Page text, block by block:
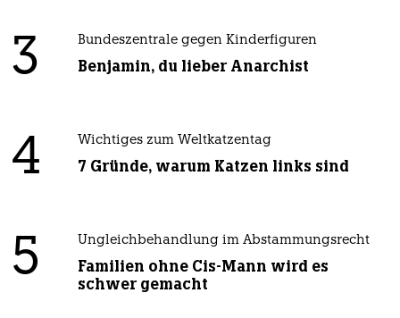
3 Bundeszentrale gegen Kinderfiguren
Benjamin, du lieber Anarchist
4 Wichtiges zum Weltkatzentag
7 Gründe, warum Katzen links sind
5 Ungleichbehandlung im Abstammungsrecht
Familien ohne Cis-Mann wird es
schwer gemacht